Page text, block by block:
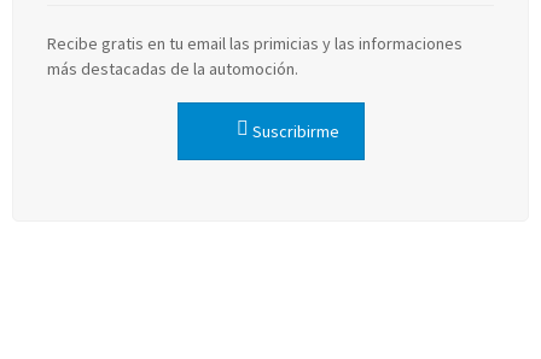
Recibe gratis en tu email las primicias y las informaciones
más destacadas de la automoción.
Suscribirme